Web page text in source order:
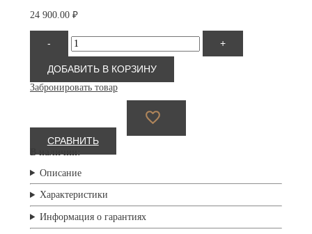
24 900.00 ₽
-
Количество
товара
Akila
Eos
47
+
ДОБАВИТЬ В КОРЗИНУ
Забронировать товар
СРАВНИТЬ
Описание
Характеристики
Информация о гарантиях